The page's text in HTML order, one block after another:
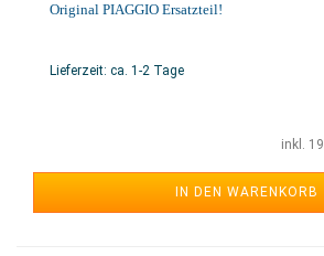
Original PIAGGIO Ersatzteil!
Lieferzeit: ca. 1-2 Tage
inkl.
IN DEN WARENKORB